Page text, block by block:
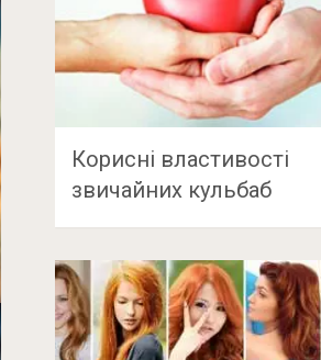
Корисні властивості
звичайних кульбаб